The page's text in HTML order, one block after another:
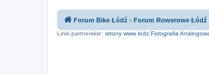
Forum Bike Łódź - Forum Rowerowe
Linki partnerskie: strony www lodz Fotografia